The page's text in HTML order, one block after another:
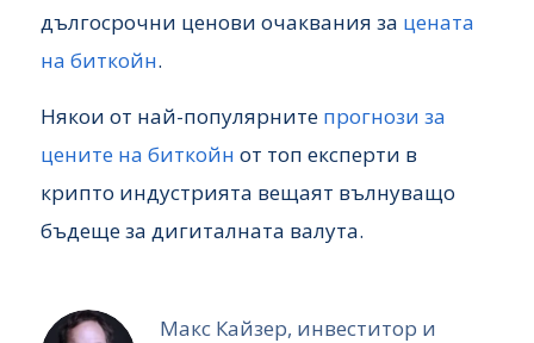
дългосрочни ценови очаквания за цената
на биткойн.
Някои от най-популярните прогнози за
цените на биткойн от топ експерти в
крипто индустрията вещаят вълнуващо
бъдеще за дигиталната валута.
Макс Кайзер, инвеститор и